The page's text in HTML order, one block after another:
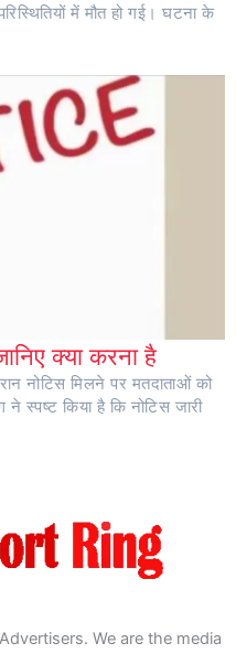
में मौत हो गई। घटना के
क्या करना है
नोटिस मिलने पर मतदाताओं को
ने स्पष्ट किया है कि नोटिस जारी
We are the media